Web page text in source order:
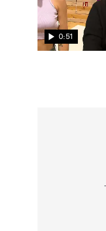
0:51